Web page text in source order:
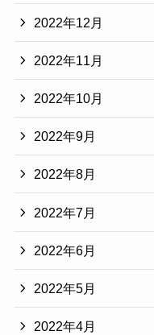
2022年12月
2022年11月
2022年10月
2022年9月
2022年8月
2022年7月
2022年6月
2022年5月
2022年4月